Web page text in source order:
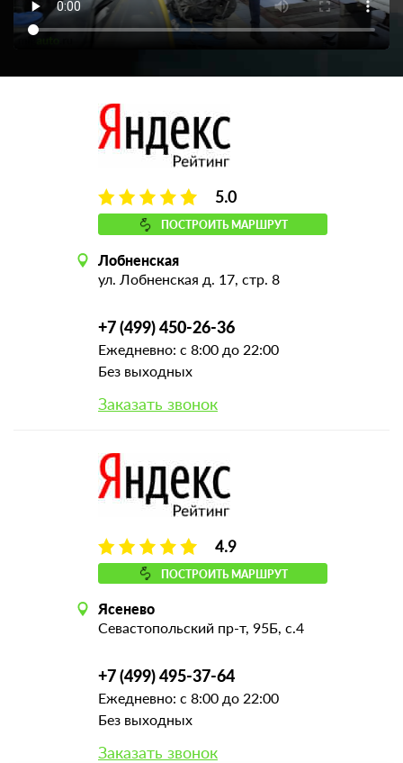
5.0
ПОСТРОИТЬ МАРШРУТ
Лобненская
ул. Лобненская д. 17, стр. 8
+7 (499) 450-26-36
Ежедневно: с 8:00 до 22:00
Без выходных
Заказать звонок
4.9
ПОСТРОИТЬ МАРШРУТ
Ясенево
Севастопольский пр-т, 95Б, с.4
+7 (499) 495-37-64
Ежедневно: с 8:00 до 22:00
Без выходных
Заказать звонок